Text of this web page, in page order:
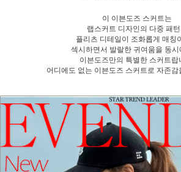
랩스커트 디자인의 다중 패턴
플리츠 디테일이 조화롭게 매칭
섹시하면서 발랄한 귀여움을 동시
이븐도즈만의 특별한 스커트랍
어디에도 없는 이븐도즈 스커트로 자존감